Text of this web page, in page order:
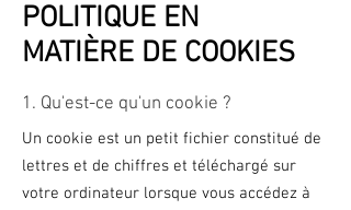
POLITIQUE EN
MATIÈRE DE COOKIES
1. Qu'est-ce qu'un cookie ?
Un cookie est un petit fichier constitué de
lettres et de chiffres et téléchargé sur
votre ordinateur lorsque vous accédez à